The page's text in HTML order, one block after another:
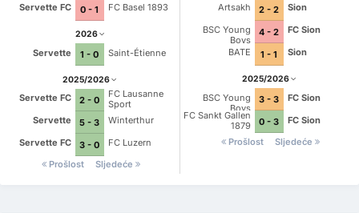
Servette FC 0 - 1 FC Basel 1893
2026
Servette 1 - 0 Saint-Étienne
2025/2026
Servette FC 2 - 0
FC Lausanne
Sport
Servette
5 - 3
Winterthur
Servette FC
3 - 0
FC Luzern
Prošlost
Sljedeće
Artsakh 2 - 2
Sion
BSC Young
Boys
4 - 2
FC Sion
BATE
1 - 1 Sion
2025/2026
BSC Young
Boys
3 - 3
FC Sion
FC Sankt Gallen
1879
0 - 3
FC Sion
Prošlost
Sljedeće